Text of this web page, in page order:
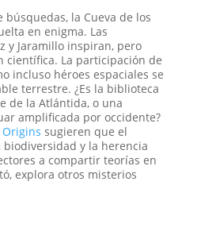
búsquedas, la Cueva de los
en enigma. Las
y Jaramillo inspiran, pero
científica. La participación de
incluso héroes espaciales se
terrestre. ¿Es la biblioteca
de la Atlántida, o una
amplificada por occidente?
sugieren que el
y la herencia
a compartir teorías en
explora otros misterios